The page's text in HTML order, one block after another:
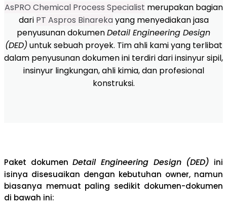
AsPRO Chemical Process Specialist merupakan bagian
dari PT Aspros Binarekayang menyediakan jasa
penyusunan dokumenDetail Engineering Design
(DED) untuk sebuah proyek. Tim ahli kami yang terlibat
dalam penyusunan dokumen ini terdiri dari insinyur sipil,
insinyur lingkungan, ahli kimia, dan profesional
konstruksi.
Paket dokumenDetail Engineering Design (DED) ini
isinya disesuaikan dengan kebutuhan owner, namun
biasanya memuat paling sedikit dokumen-dokumen
di bawah ini: